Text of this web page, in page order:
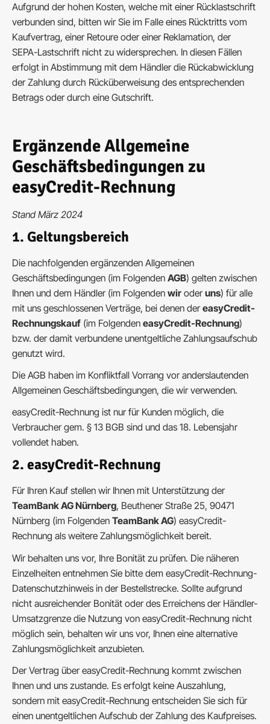
Aufgrund der hohen Kosten, welche mit einer Rücklastschrift
verbunden sind, bitten wir Sie im Falle eines Rücktritts vom
Kaufvertrag, einer Retoure oder einer Reklamation, der
SEPA-Lastschrift nicht zu widersprechen. In diesen Fällen
erfolgt in Abstimmung mit dem Händler die Rückabwicklung
der Zahlung durch Rücküberweisung des entsprechenden
Betrags oder durch eine Gutschrift.
Ergänzende Allgemeine
Geschäftsbedingungen zu
easyCredit-Rechnung
Stand März 2024
1. Geltungsbereich
Die nachfolgenden ergänzenden Allgemeinen
Geschäftsbedingungen (im Folgenden AGB) gelten zwischen
Ihnen und dem Händler (im Folgenden wir oder uns) für alle
mit uns geschlossenen Verträge, bei denen der easyCredit-
Rechnungskauf (im Folgenden easyCredit-Rechnung)
bzw. der damit verbundene unentgeltliche Zahlungsaufschub
genutzt wird.
Die AGB haben im Konfliktfall Vorrang vor anderslautenden
Allgemeinen Geschäftsbedingungen, die wir verwenden.
easyCredit-Rechnung ist nur für Kunden möglich, die
Verbraucher gem. § 13 BGB sind und das 18. Lebensjahr
vollendet haben.
2. easyCredit-Rechnung
Für Ihren Kauf stellen wir Ihnen mit Unterstützung der
TeamBank AG Nürnberg, Beuthener Straße 25, 90471
Nürnberg (im Folgenden TeamBank AG) easyCredit-
Rechnung als weitere Zahlungsmöglichkeit bereit.
Wir behalten uns vor, Ihre Bonität zu prüfen. Die näheren
Einzelheiten entnehmen Sie bitte dem easyCredit-Rechnung-
Datenschutzhinweis in der Bestellstrecke. Sollte aufgrund
nicht ausreichender Bonität oder des Erreichens der Händler-
Umsatzgrenze die Nutzung von easyCredit-Rechnung nicht
möglich sein, behalten wir uns vor, Ihnen eine alternative
Zahlungsmöglichkeit anzubieten.
Der Vertrag über easyCredit-Rechnung kommt zwischen
Ihnen und uns zustande. Es erfolgt keine Auszahlung,
sondern mit easyCredit-Rechnung entscheiden Sie sich für
einen unentgeltlichen Aufschub der Zahlung des Kaufpreises.